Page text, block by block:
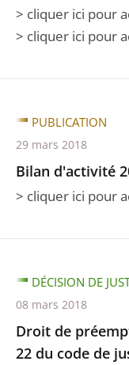
> cliquer ici pour
> cliquer ici pour
Bilan d'activité
> cliquer ici pour
PUBLICATION
29 mars 2018
Droit de
22 du code de
DÉCISION DE
08 mars 2018